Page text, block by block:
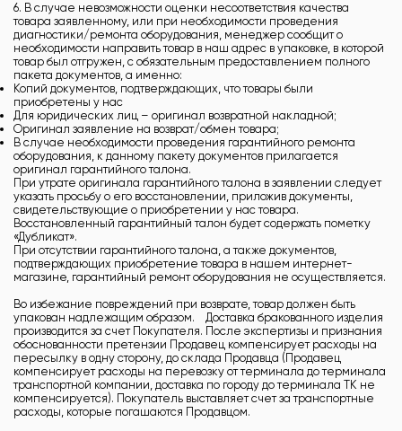
6. В случае невозможности оценки несоответствия качества
товара заявленному, или при необходимости проведения
диагностики/ремонта оборудования, менеджер сообщит о
необходимости направить товар в наш адрес в упаковке, в которой
товар был отгружен, с обязательным предоставлением полного
пакета документов, а именно:
Копий документов, подтверждающих, что товары были
приобретены у нас
Для юридических лиц – оригинал возвратной накладной;
Оригинал заявление на возврат/обмен товара;
В случае необходимости проведения гарантийного ремонта
оборудования, к данному пакету документов прилагается
оригинал гарантийного талона.
При утрате оригинала гарантийного талона в заявлении следует
указать просьбу о его восстановлении, приложив документы,
свидетельствующие о приобретении у нас товара.
Восстановленный гарантийный талон будет содержать пометку
«Дубликат».
При отсутствии гарантийного талона, а также документов,
подтверждающих приобретение товара в нашем интернет-
магазине, гарантийный ремонт оборудования не осуществляется.
Во избежание повреждений при возврате, товар должен быть
упакован надлежащим образом. Доставка бракованного изделия
производится за счет Покупателя. После экспертизы и признания
обоснованности претензии Продавец компенсирует расходы на
пересылку в одну сторону, до склада Продавца (Продавец
компенсирует расходы на перевозку от терминала до терминала
транспортной компании, доставка по городу до терминала ТК не
компенсируется). Покупатель выставляет счет за транспортные
расходы, которые погашаются Продавцом.